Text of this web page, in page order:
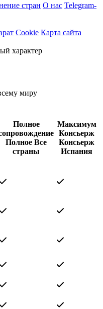
стран О нас Telegram-
Cookie Карта сайта
характер
миру
Полное
Полное Все
страны
Максимум
Консьерж
Консьерж
Испания